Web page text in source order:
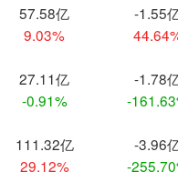
57.58亿
9.03%
-1.55
27.11亿
-0.91%
-1.78
-
111.32亿
29.12%
-3.96
-